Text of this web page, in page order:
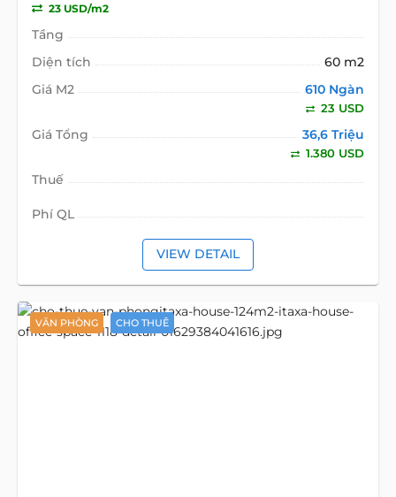
23 USD/m2
Tầng
Diện tích
60 m2
Giá M2
610 Ngàn
23 USD
Giá Tổng 36,6 Triệu
1.380 USD
Thuế
Phí QL
VIEW DETAIL
VĂN PHÒNG CHO THUÊ